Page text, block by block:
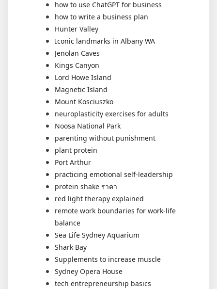
how to use ChatGPT for business
how to write a business plan
Hunter Valley
Iconic landmarks in Albany WA
Jenolan Caves
Kings Canyon
Lord Howe Island
Magnetic Island
Mount Kosciuszko
neuroplasticity exercises for adults
Noosa National Park
parenting without punishment
plant protein
Port Arthur
practicing emotional self-leadership
protein shake ราคา
red light therapy explained
remote work boundaries for work-life
balance
Sea Life Sydney Aquarium
Shark Bay
Supplements to increase muscle
Sydney Opera House
tech entrepreneurship basics